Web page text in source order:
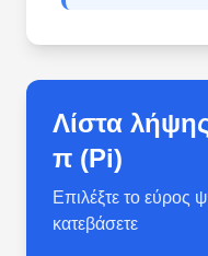
Λίστα
π (Pi)
Επιλέξτε το εύρος
κατεβάσετε